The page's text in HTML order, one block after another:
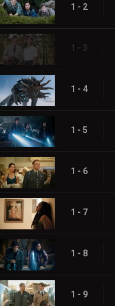
1 - 2
1 - 3
1 - 4
1 - 5
1 - 6
1 - 7
1 - 8
1 - 9